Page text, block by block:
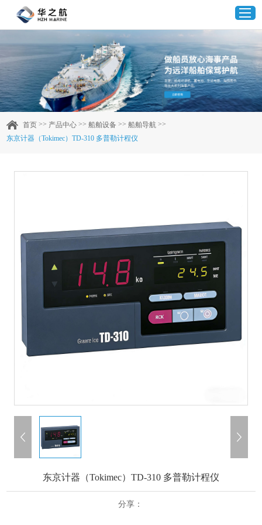
首页
产品中心
企业实力
客户案例
联系我们
首页 >> 产品中心 >>船舶设备 >>船舶导航 >>
东京计器（Tokimec）TD-310 多普勒计程仪
东京计器（Tokimec）TD-310 多普勒计程仪
分享：